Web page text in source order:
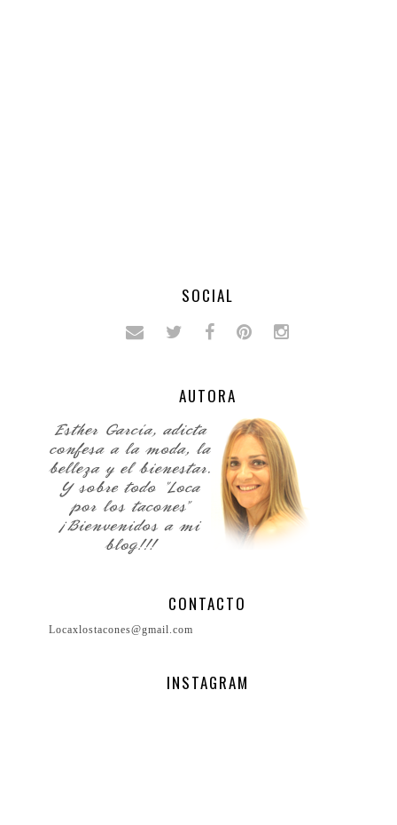
SOCIAL
AUTORA
CONTACTO
Locaxlostacones@gmail.com
INSTAGRAM